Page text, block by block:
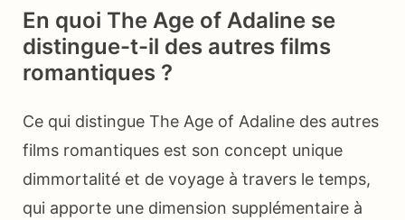
En quoi The Age of Adaline se
distingue-t-il des autres films
romantiques ?
Ce qui distingue The Age of Adaline des autres
films romantiques est son concept unique
dimmortalité et de voyage à travers le temps,
qui apporte une dimension supplémentaire à